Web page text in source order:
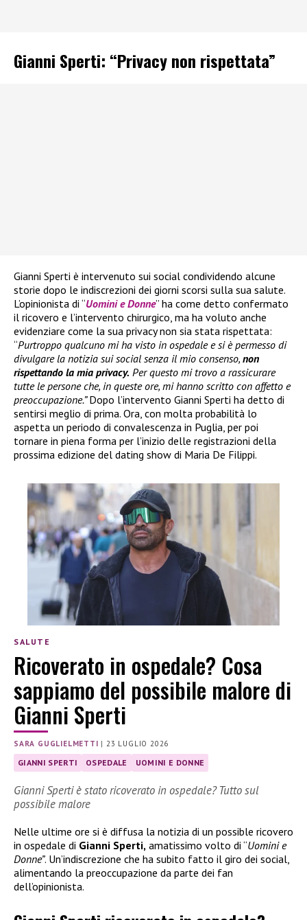
Gianni Sperti: “Privacy non rispettata”
Gianni Sperti è intervenuto sui social condividendo alcune
storie dopo le indiscrezioni dei giorni scorsi sulla sua salute.
L’opinionista di “Uomini e Donne” ha come detto confermato
il ricovero e l’intervento chirurgico, ma ha voluto anche
evidenziare come la sua privacy non sia stata rispettata:
“Purtroppo qualcuno mi ha visto in ospedale e si è permesso di
divulgare la notizia sui social senza il mio consenso, non
rispettando la mia privacy. Per questo mi trovo a rassicurare
tutte le persone che, in queste ore, mi hanno scritto con affetto e
preoccupazione.”Dopo l’intervento Gianni Sperti ha detto di
sentirsi meglio di prima. Ora, con molta probabilità lo
aspetta un periodo di convalescenza in Puglia, per poi
tornare in piena forma per l’inizio delle registrazioni della
prossima edizione del dating show di Maria De Filippi.
SALUTE
Ricoverato in ospedale? Cosa
sappiamo del possibile malore di
Gianni Sperti
SARA GUGLIELMETTI |23 LUGLIO 2026
GIANNI SPERTI OSPEDALE UOMINI E DONNE
Gianni Sperti è stato ricoverato in ospedale? Tutto sul
possibile malore
Nelle ultime ore si è diffusa la notizia di un possible ricovero
in ospedale di Gianni Sperti, amatissimo volto di “Uomini e
Donne”. Un’indiscrezione che ha subito fatto il giro dei social,
alimentando la preoccupazione da parte dei fan
dell’opinionista.